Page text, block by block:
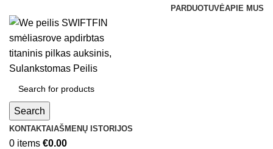
PARDUOTUVĖAPIE MUS
Search
KONTAKTAI AŠMENŲ ISTORIJOS
0 items €0.00